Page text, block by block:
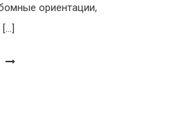
ориентации,